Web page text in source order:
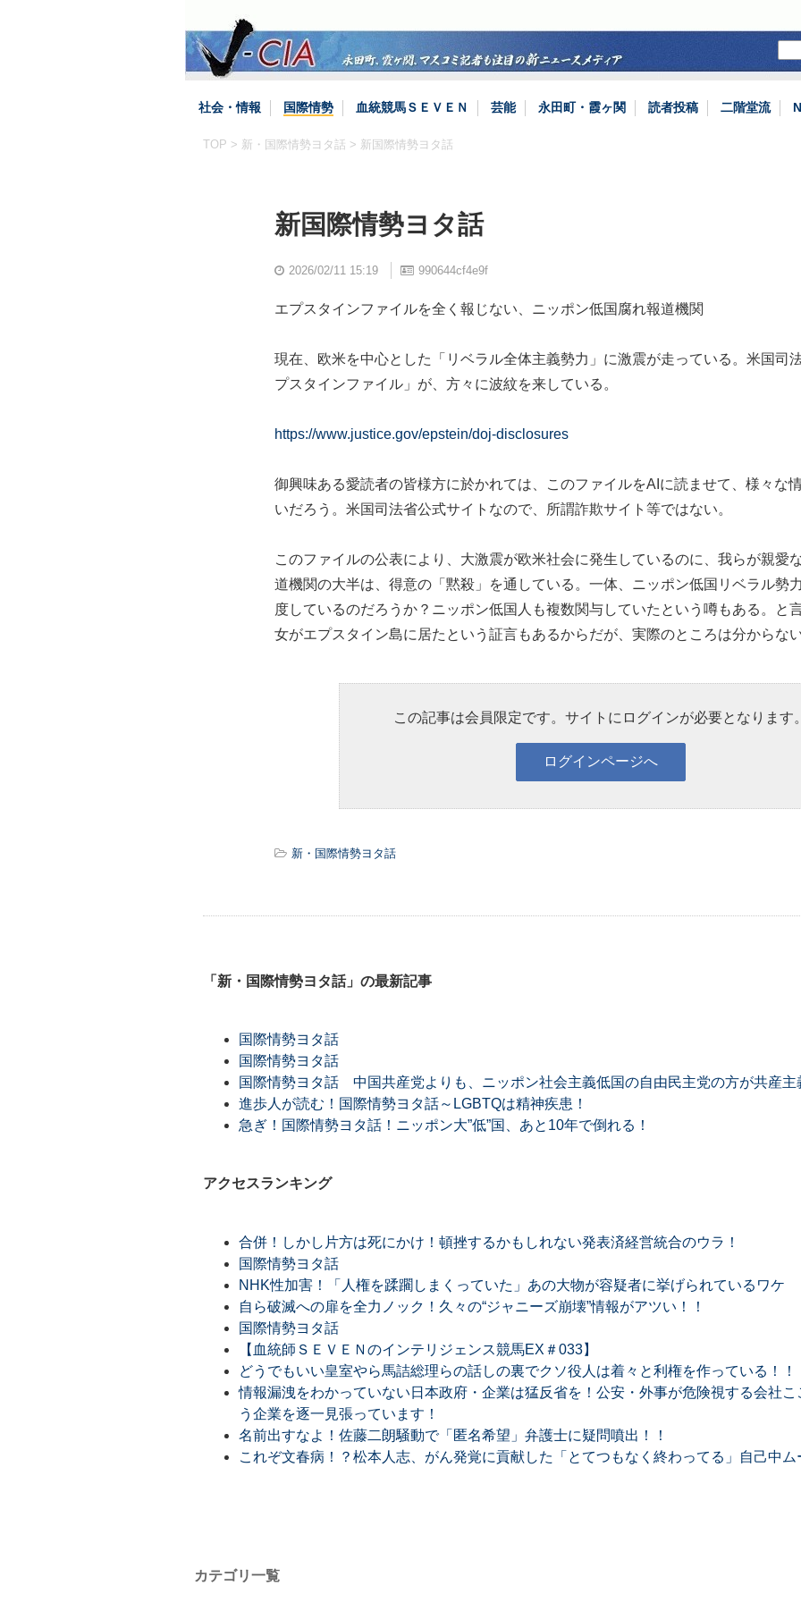
社会・情報 国際情勢 血統競馬ＳＥＶＥＮ 芸能 永田町・霞ヶ関 読者投稿 二階堂流
TOP > 新・国際情勢ヨタ話 > 新国際情勢ヨタ話
新国際情勢ヨタ話
2026/02/11 15:19 990644cf4e9f
エプスタインファイルを全く報じない、ニッポン低国腐れ報道機関
現在、欧米を中心とした「リベラル全体主義勢力」に激震が走っている。米国司
プスタインファイル」が、方々に波紋を来している。
https://www.justice.gov/epstein/doj-disclosures
御興味ある愛読者の皆様方に於かれては、このファイルをAIに読ませて、様々な
いだろう。米国司法省公式サイトなので、所謂詐欺サイト等ではない。
このファイルの公表により、大激震が欧米社会に発生しているのに、我らが親愛
道機関の大半は、得意の「黙殺」を通している。一体、ニッポン低国リベラル勢
度しているのだろうか？ニッポン低国人も複数関与していたという噂もある。と
女がエプスタイン島に居たという証言もあるからだが、実際のところは分からな
この記事は会員限定です。サイトにログインが必要となります
新・国際情勢ヨタ話
「新・国際情勢ヨタ話」の最新記事
国際情勢ヨタ話
国際情勢ヨタ話
国際情勢ヨタ話 中国共産党よりも、ニッポン社会主義低国の自由民主党の方が共産主
進歩人が読む！国際情勢ヨタ話～LGBTQは精神疾患！
急ぎ！国際情勢ヨタ話！ニッポン大”低”国、あと10年で倒れる！
アクセスランキング
合併！しかし片方は死にかけ！頓挫するかもしれない発表済経営統合のウラ！
国際情勢ヨタ話
NHK性加害！「人権を蹂躙しまくっていた」あの大物が容疑者に挙げられているワケ
自ら破滅への扉を全力ノック！久々の“ジャニーズ崩壊”情報がアツい！！
国際情勢ヨタ話
【血統師ＳＥＶＥＮのインテリジェンス競馬EX＃033】
どうでもいい皇室やら馬詰総理らの話しの裏でクソ役人は着々と利権を作っている！！
情報漏洩をわかっていない日本政府・企業は猛反省を！公安・外事が危険視する会社
う企業を逐一見張っています！
名前出すなよ！佐藤二朗騒動で「匿名希望」弁護士に疑問噴出！！
これぞ文春病！？松本人志、がん発覚に貢献した「とてつもなく終わってる」自己中ム
カテゴリ一覧